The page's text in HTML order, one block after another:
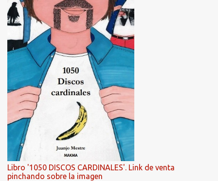
Libro '1050 DISCOS CARDINALES'. Link de venta
pinchando sobre la imagen